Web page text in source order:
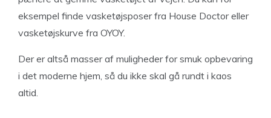
eksempel finde vasketøjsposer fra House Doctor eller
vasketøjskurve fra OYOY.
Der er altså masser af muligheder for smuk opbevaring
i det moderne hjem, så du ikke skal gå rundt i kaos
altid.